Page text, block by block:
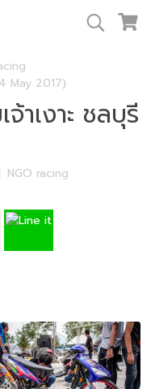
May 2017)
าเงาะ ชลบุรี
NGO racing